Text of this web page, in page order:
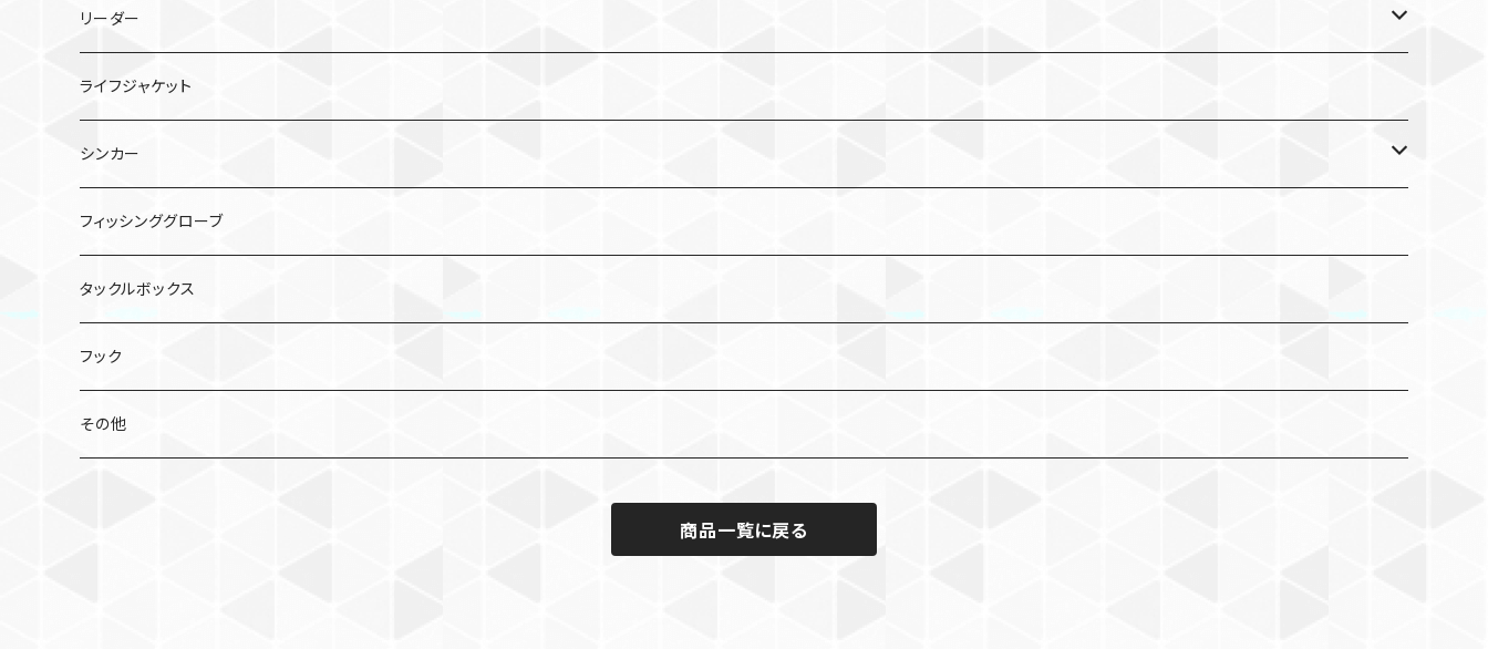
TGライダー
コソジグ ミニ
ビンビンメタルTG タイプスロー
TGビンビンスイッチ
TGビンビンスイッチ キャンディ
ポッパー
バイブレーション
エギ
クリンチ フラッシュブースト
虫系
ワーム
ミノー／シャッド
スピナーベイト
ベイトリール
PEライン
シーガー PE X8
シーガー PEX8 ルアーエディション
リーダー
シーガー グランドマックスFX
ライフジャケット
シンカー
バレットシンカー
ビフテキシンカー
2WAY SINKER TG
フィッシンググローブ
タックルボックス
フック
その他
商品一覧に戻る